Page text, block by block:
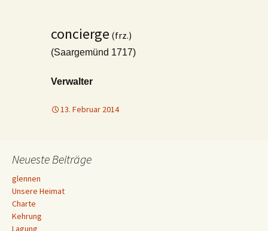
concierge (frz.)
(Saargemünd 1717)
Verwalter
13. Februar 2014
Neueste Beiträge
glennen
Unsere Heimat
Charte
Kehrung
Lagung